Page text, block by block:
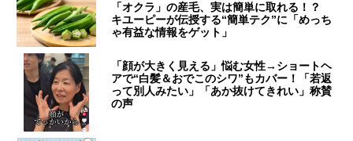
「オクラ」の産毛、実は簡単に取れる！？
キユーピーが伝授する“簡単テク”に「めっち
ゃ有益な情報をゲット」
「顔が大きく見える」悩む女性→ショートヘ
アで“白髪＆おでこのシワ”もカバー！「若返
って別人みたい」「あか抜けてきれい」称賛
の声